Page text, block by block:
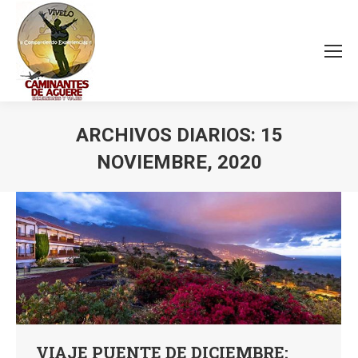
ARCHIVOS DIARIOS: 15
NOVIEMBRE, 2020
VIAJE PUENTE DE DICIEMBRE: